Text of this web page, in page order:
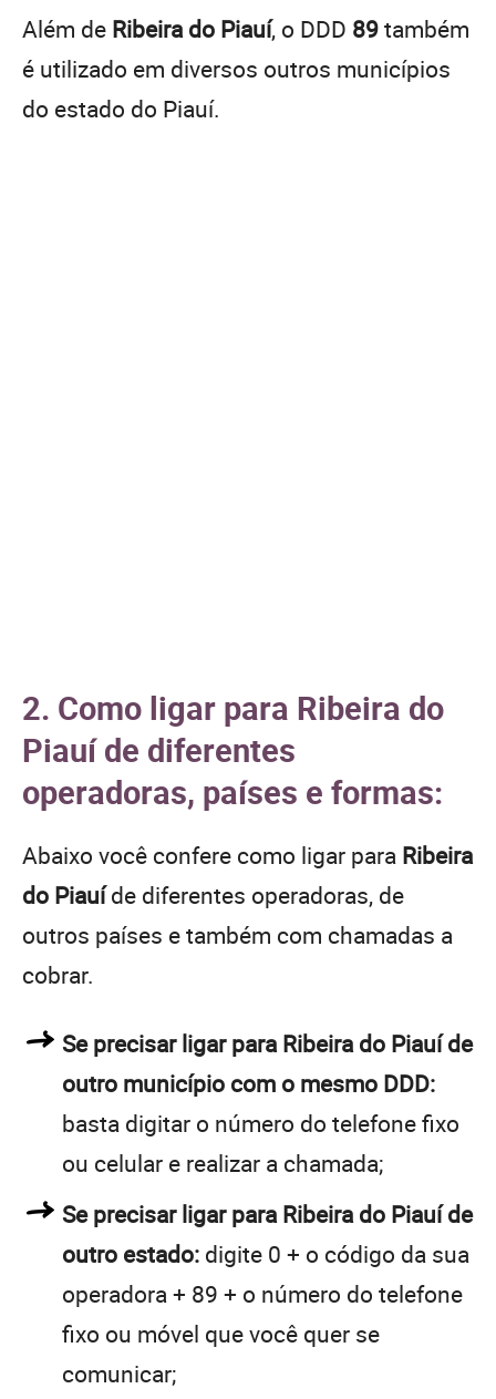
Além de Ribeira do Piauí, o DDD 89também
é utilizado em diversos outros municípios
do estado do Piauí.
2. Como ligar para Ribeira do
Piauí de diferentes
operadoras, países e formas:
Abaixo você confere como ligar para Ribeira
do Piauíde diferentes operadoras, de
outros países e também com chamadas a
cobrar.
Se precisar ligar para Ribeira do Piauí de
outro município com o mesmo DDD:
basta digitar o número do telefone fixo
ou celular e realizar a chamada;
Se precisar ligar para Ribeira do Piauí de
outro estado: digite 0 + o código da sua
operadora + 89 + o número do telefone
fixo ou móvel que você quer se
comunicar;